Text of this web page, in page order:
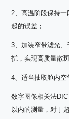
2、高温阶段保持一
起的误差；
3、加装窄带滤光
扰，实现高质量散
4、适当抽取舱内空
数字图像相关法
以内的测量，对于